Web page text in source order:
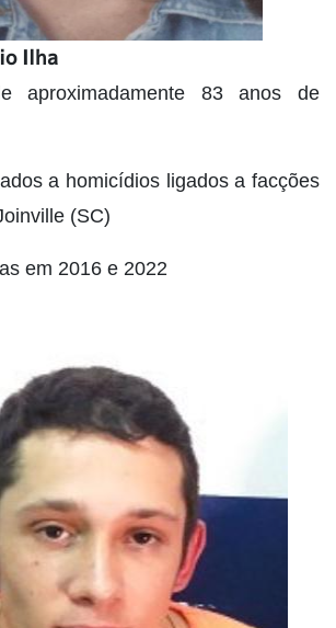
Ilha
aproximadamente 83 anos de
a homicídios ligados a facções
(SC)
em 2016 e 2022